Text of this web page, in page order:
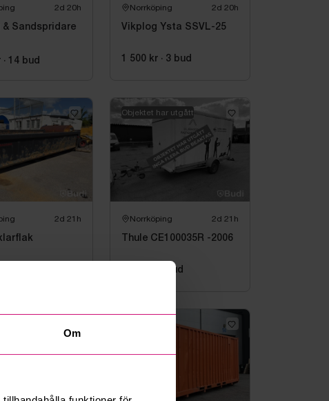
Om
2d 20h
& Sandspridare
· 14 bud
Norrköping 2d 20h
Vikplog Ysta SSVL-25
1 500 kr · 3 bud
2d 21h Norrköping 2d 21h
Thule CE100035R -2006
bud
Objektet har utgått